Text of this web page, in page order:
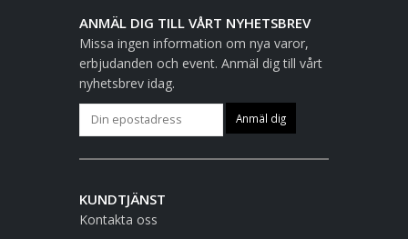
ANMÄL DIG TILL VÅRT NYHETSBREV
Missa ingen information om nya varor,
erbjudanden och event. Anmäl dig till vårt
nyhetsbrev idag.
KUNDTJÄNST
Kontakta oss